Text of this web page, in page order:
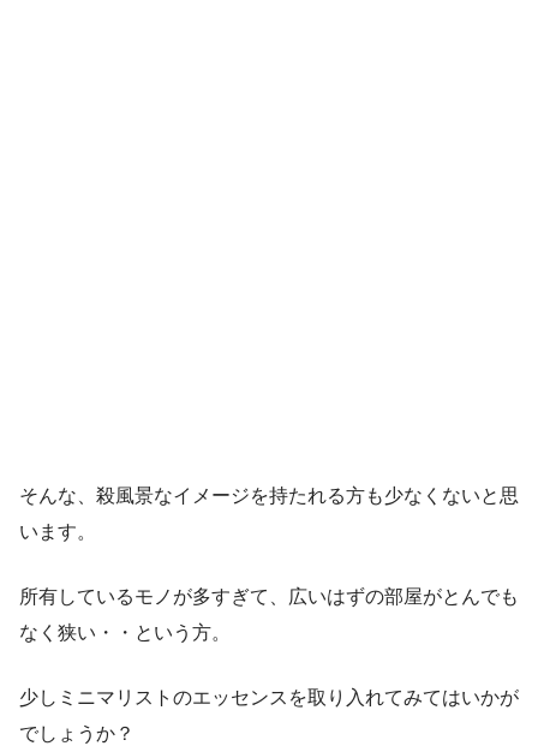
そんな、殺風景なイメージを持たれる方も少なくないと思
います。
所有しているモノが多すぎて、広いはずの部屋がとんでも
なく狭い・・という方。
少しミニマリストのエッセンスを取り入れてみてはいかが
でしょうか？